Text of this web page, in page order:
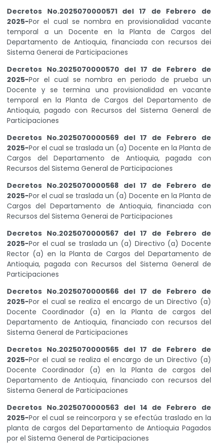
Decretos No.2025070000571 del 17 de Febrero de
2025-Por el cual se nombra en provisionalidad vacante
temporal a un Docente en la Planta de Cargos del
Departamento de Antioquia, financiada con recursos dei
Sistema Generai de Participaciones
Decretos No.2025070000570 del 17 de Febrero de
2025-Por el cual se nombra en periodo de prueba un
Docente y se termina una provisionalidad en vacante
temporal en la Planta de Cargos del Departamento de
Antioquia, pagado con Recursos del Sistema General de
Participaciones
Decretos No.2025070000569 del 17 de Febrero de
2025-Por el cual se traslada un (a) Docente en la Planta de
Cargos del Departamento de Antioquia, pagada con
Recursos del Sistema General de Participaciones
Decretos No.2025070000568 del 17 de Febrero de
2025-Por el cual se traslada un (a) Docente en la Planta de
Cargos del Departamento de Antioquia, financiada con
Recursos del Sistema Generai de Participaciones
Decretos No.2025070000567 del 17 de Febrero de
2025-Por el cual se traslada un (a) Directivo (a) Docente
Rector (a) en la Planta de Cargos del Departamento de
Antioquia, pagada con Recursos del Sistema General de
Participaciones
Decretos No.2025070000566 del 17 de Febrero de
2025-Por el cual se realiza el encargo de un Directivo (a)
Docente Coordinador (a) en la Planta de cargos del
Departamento de Antioquia, financiado con recursos del
Sistema General de Participaciones
Decretos No.2025070000565 del 17 de Febrero de
2025-Por el cual se realiza el encargo de un Directivo (a)
Docente Coordinador (a) en la Planta de cargos del
Departamento de Antioquia, financiado con recursos del
Sistema General de Participaciones
Decretos No.2025070000563 del 14 de Febrero de
2025-Por el cual se reincorpora y se efectúa traslado en la
planta de cargos del Departamento de Antioquia Pagados
por el Sistema General de Participaciones